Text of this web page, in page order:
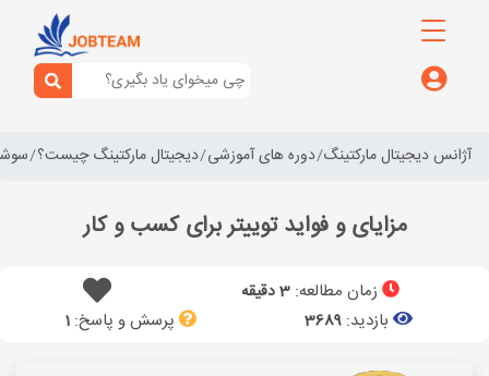
آژانس دیجیتال مارکتینگ دوره های آموزشی دیجیتال مارکتینگ چیست؟
مزایای و فواید توییتر برای کسب و کار
زمان مطالعه: 3 دقیقه
بازدید: 3689 پرسش و پاسخ: 1